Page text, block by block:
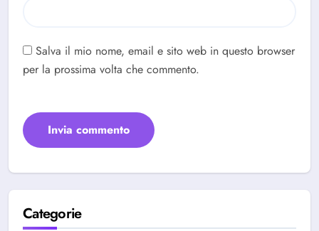
Salva il mio nome, email e sito web in questo browser
per la prossima volta che commento.
Categorie